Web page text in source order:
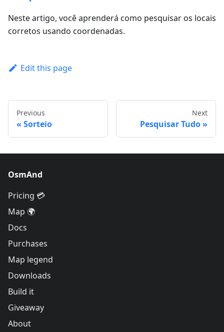
Neste artigo, você aprenderá como pesquisar os locais
corretos usando coordenadas.
Edit this page
Previous
Sorteio
Next
Pesquisar Tudo
OsmAnd
Pricing 💳
Map 🌍
Docs
Purchases
Map legend
Downloads
Build it
Giveaway
About